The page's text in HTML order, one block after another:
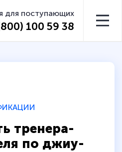
для поступающих
100 59 38
тренера-
по джиу-